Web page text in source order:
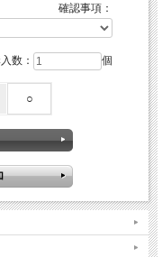
確認事項：
数： 個
○